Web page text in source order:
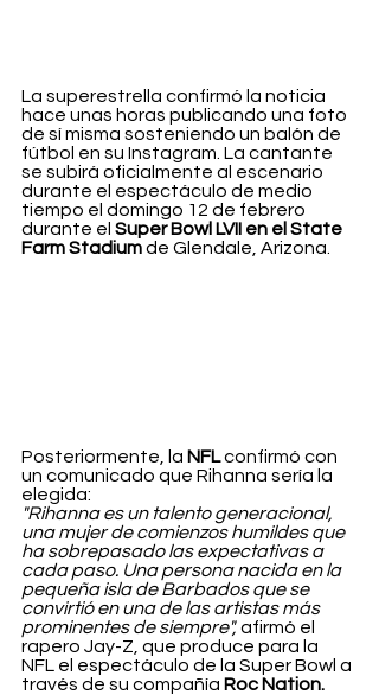
La superestrella confirmó la noticia
hace unas horas publicando una foto
de sí misma sosteniendo un balón de
fútbol en su Instagram. La cantante
se subirá oficialmente al escenario
durante el espectáculo de medio
tiempo el domingo 12 de febrero
durante el Super Bowl LVII en el State
Farm Stadium de Glendale, Arizona.
Posteriormente, la NFL confirmó con
un comunicado que Rihanna sería la
elegida:
"Rihanna es un talento generacional,
una mujer de comienzos humildes que
ha sobrepasado las expectativas a
cada paso. Una persona nacida en la
pequeña isla de Barbados que se
convirtió en una de las artistas más
prominentes de siempre", afirmó el
rapero Jay-Z, que produce para la
NFL el espectáculo de la Super Bowl a
través de su compañía Roc Nation.